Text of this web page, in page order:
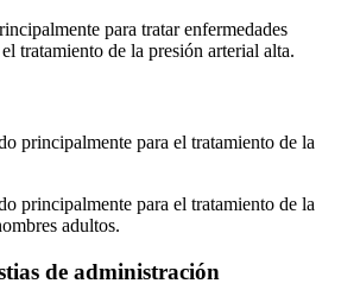
para tratar enfermedades
tratamiento de la presión arterial alta.
principalmente para el tratamiento de la
principalmente para el tratamiento de la
adultos.
de administración